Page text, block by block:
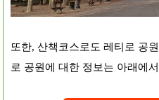
또한, 산책코스로도 레티로 공
로 공원에 대한 정보는 아래에